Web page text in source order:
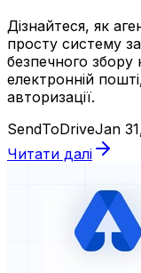
Дізнайтеся, як
просту систему
безпечного збору
електронній
авторизації.
SendToDriveJan
Читати далі